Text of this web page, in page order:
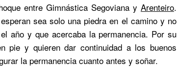
entre Gimnástica Segoviana y Arenteiro.
sea solo una piedra en el camino y no
año y que acercaba la permanencia. Por su
pie y quieren dar continuidad a los buenos
la permanencia cuanto antes y soñar.